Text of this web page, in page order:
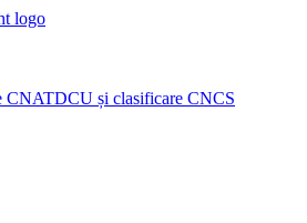
CNATDCU și clasificare CNCS